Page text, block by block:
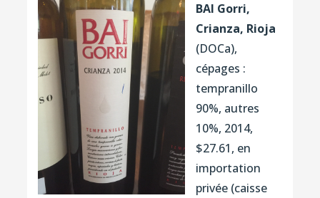
BAI Gorri,
Crianza, Rioja
(DOCa),
cépages :
tempranillo
90%, autres
10%, 2014,
$27.61, en
importation
privée (caisse